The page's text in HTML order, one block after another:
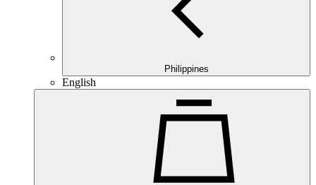
Philippines
English